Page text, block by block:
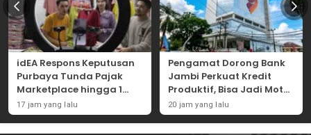
idEA Respons Keputusan
Purbaya Tunda Pajak
Marketplace hingga 1
November 2026
17 jam yang lalu
Pengamat Dorong Bank
Jambi Perkuat Kredit
Produktif, Bisa Jadi Motor
Ekonomi Daerah
20 jam yang lalu